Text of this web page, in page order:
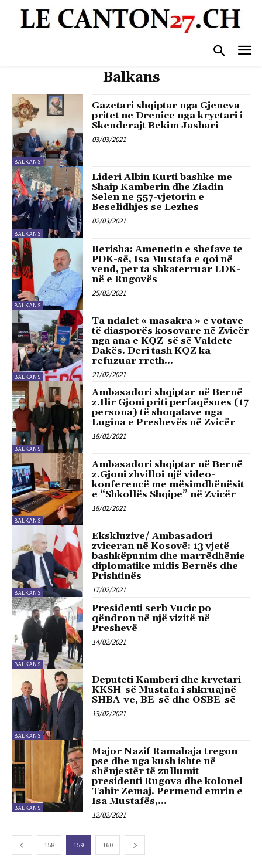
Balkans
BALKANS
Gazetari shqiptar nga Gjeneva
pritet ne Drenice nga kryetari i
Skenderajt Bekim Jashari
03/03/2021
BALKANS
Lideri Albin Kurti bashke me
Shaip Kamberin dhe Ziadin
Selen ne 557-vjetorin e
Beselidhjes se Lezhes
02/03/2021
BALKANS
Berisha: Amenetin e shefave te
PDK-së, Isa Mustafa e qoi në
vend, per ta shkaterruar LDK-
në e Rugovës
25/02/2021
BALKANS
Ta ndalet « masakra » e votave
të diasporës kosovare në Zvicër
nga ana e KQZ-së së Valdete
Dakës. Deri tash KQZ ka
refuzuar rreth...
21/02/2021
BALKANS
Ambasadori shqiptar në Bernë
z.Ilir Gjoni priti perfaqësues (17
persona) të shoqatave nga
Lugina e Preshevës në Zvicër
18/02/2021
BALKANS
Ambasadori shqiptar në Bernë
z.Gjoni zhvilloi një video-
konferencë me mësimdhënësit
e “Shkollës Shqipe” në Zvicër
18/02/2021
BALKANS
Ekskluzive/ Ambasadori
zviceran në Kosovë: 13 vjetë
bashkëpunim dhe marrëdhënie
diplomatike midis Bernës dhe
Prishtinës
17/02/2021
BALKANS
Presidenti serb Vucic po
qëndron në një vizitë në
Preshevë
14/02/2021
BALKANS
Deputeti Kamberi dhe kryetari
KKSH-së Mustafa i shkruajnë
SHBA-ve, BE-së dhe OSBE-së
13/02/2021
BALKANS
Major Nazif Ramabaja tregon
pse dhe nga kush ishte në
shënjestër të zullumit
presidenti Rugova dhe kolonel
Tahir Zemaj. Permend emrin e
Isa Mustafës,...
12/02/2021
158 159 160